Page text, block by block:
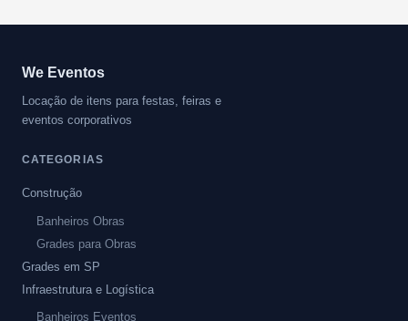
We Eventos
Locação de itens para festas, feiras e
eventos corporativos
CATEGORIAS
Construção
Banheiros Obras
Grades para Obras
Grades em SP
Infraestrutura e Logística
Banheiros Eventos